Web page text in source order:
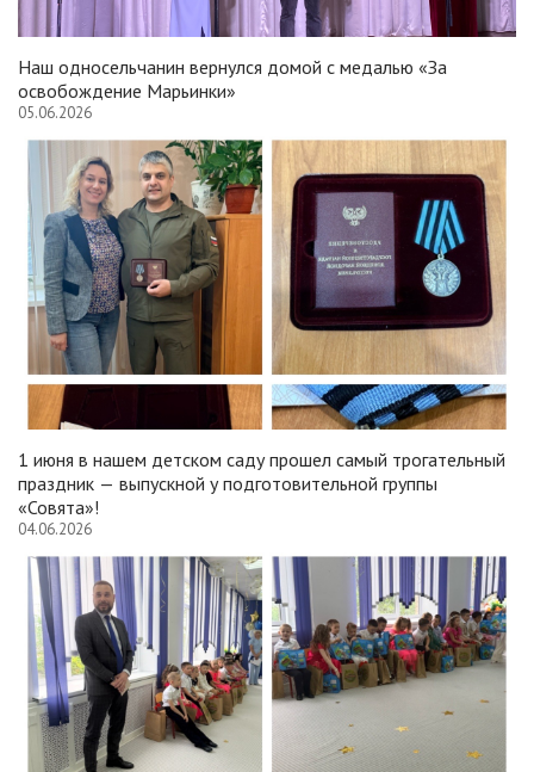
Наш односельчанин вернулся домой с медалью «За
освобождение Марьинки»
05.06.2026
1 июня в нашем детском саду прошел самый трогательный
праздник — выпускной у подготовительной группы
«Совята»!
04.06.2026